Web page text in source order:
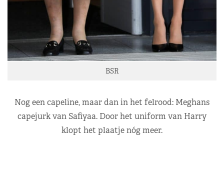
BSR
Nog een capeline, maar dan in het felrood: Meghans
capejurk van Safiyaa. Door het uniform van Harry
klopt het plaatje nóg meer.